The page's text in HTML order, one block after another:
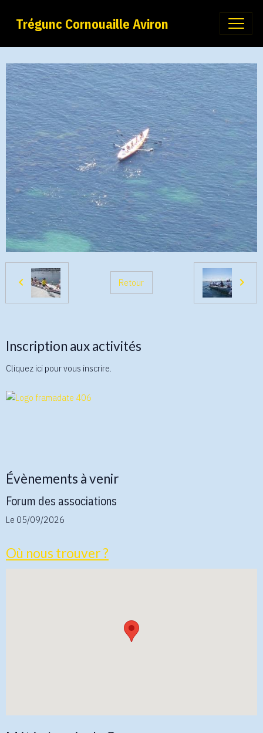
Trégunc Cornouaille Aviron
Retour
Inscription aux activités
Cliquez ici pour vous inscrire.
Évènements à venir
Forum des associations
Le 05/09/2026
Où nous trouver ?